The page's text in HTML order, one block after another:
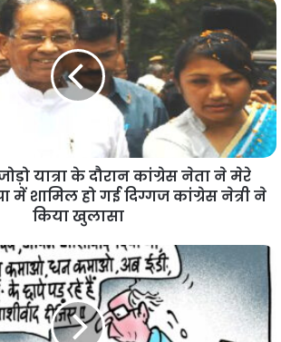
यात्रा के दौरान कांग्रेस नेता ने मेरे
में शामिल हो गई दिग्गज कांग्रेस नेत्री ने
किया खुलासा